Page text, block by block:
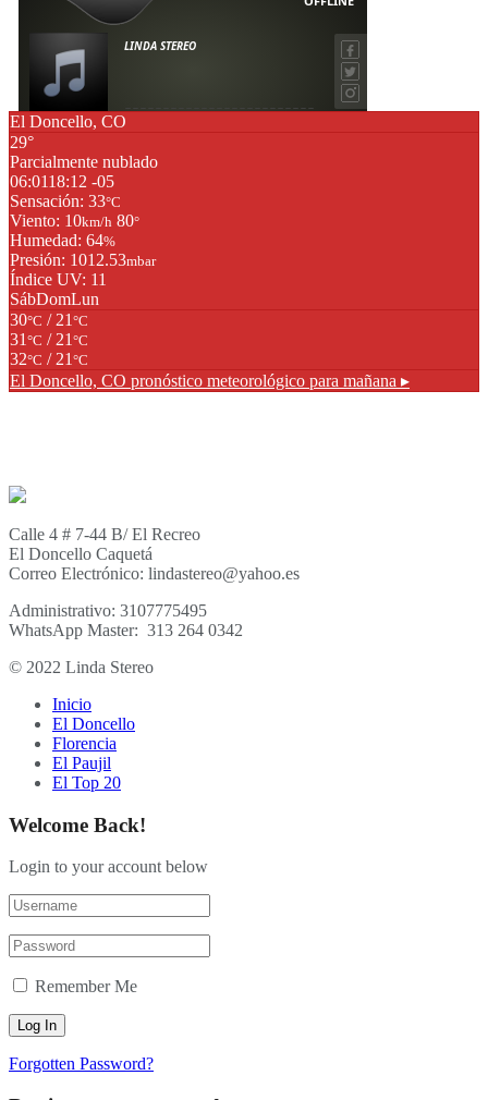
El Doncello, CO
29°
Parcialmente nublado
06:0118:12 -05
Sensación: 33°C
Viento: 10km/h 80°
Humedad: 64%
Presión: 1012.53mbar
Índice UV: 11
SábDomLun
30°C / 21 °C
31 °C / 21 °C
32°C / 21 °C
El Doncello, CO pronóstico meteorológico para mañana ▸
Calle 4 # 7-44 B/ El Recreo
El Doncello Caquetá
Correo Electrónico: lindastereo@yahoo.es
Administrativo: 3107775495
WhatsApp Master: 313 264 0342
© 2022 Linda Stereo
Inicio
El Doncello
Florencia
El Paujil
El Top 20
Welcome Back!
Login to your account below
Remember Me
Forgotten Password?